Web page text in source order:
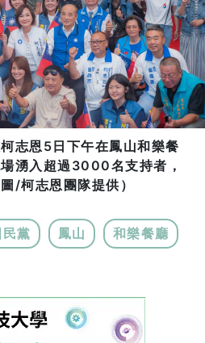
志恩5日下午在鳳山和樂餐
湧入超過3000名支持者，
/柯志恩團隊提供）
民黨 鳳山 和樂餐廳